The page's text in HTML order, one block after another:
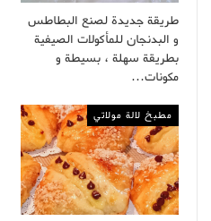
طريقة جديدة لصنع البطاطس
و البدنجان للمأكولات الصيفية
بطريقة سهلة ، بسيطة و
مكونات…
مطبخ لالة مولاتي